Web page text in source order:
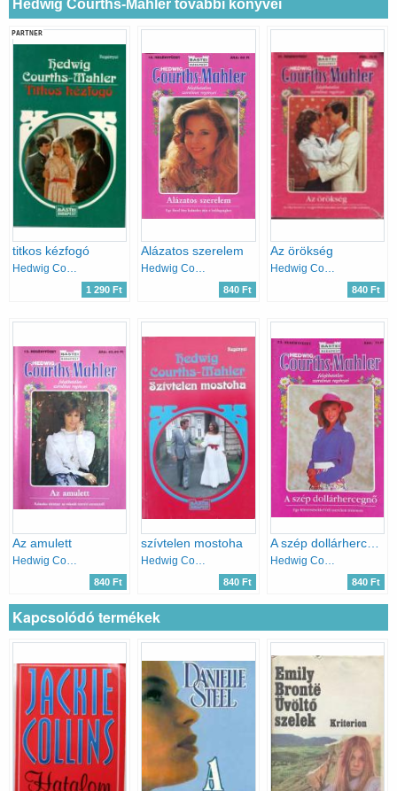
Hedwig Courths-Mahler további könyvei
PARTNER
titkos kézfogó
Hedwig Courths-Mahler
1 290 Ft
Alázatos szerelem
Hedwig Courths-Mahler
840 Ft
Az örökség
Hedwig Courths-Mahler
840 Ft
Az amulett
Hedwig Courths-Mahler
840 Ft
szívtelen mostoha
Hedwig Courths-Mahler
840 Ft
A szép dollárhercegnő
Hedwig Courths-Mahler
840 Ft
Kapcsolódó termékek